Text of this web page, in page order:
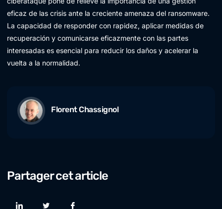
eficaz de las crisis ante la creciente amenaza del ransomware.
La capacidad de responder con rapidez, aplicar medidas de
recuperación y comunicarse eficazmente con las partes
interesadas es esencial para reducir los daños y acelerar la
vuelta a la normalidad.
Florent Chassignol
Partager cet article